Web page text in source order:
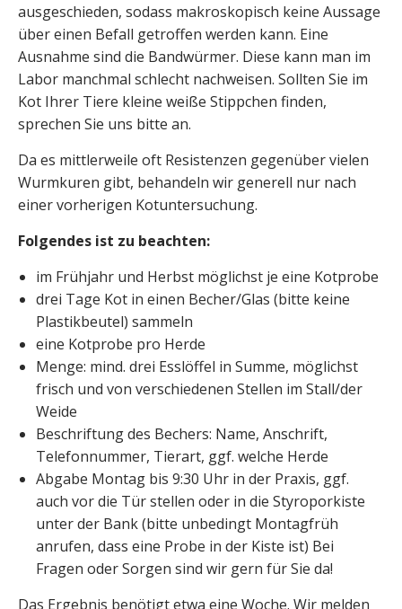
ausgeschieden, sodass makroskopisch keine Aussage
über einen Befall getroffen werden kann. Eine
Ausnahme sind die Bandwürmer. Diese kann man im
Labor manchmal schlecht nachweisen. Sollten Sie im
Kot Ihrer Tiere kleine weiße Stippchen finden,
sprechen Sie uns bitte an.
Da es mittlerweile oft Resistenzen gegenüber vielen
Wurmkuren gibt, behandeln wir generell nur nach
einer vorherigen Kotuntersuchung.
Folgendes ist zu beachten:
im Frühjahr und Herbst möglichst je eine Kotprobe
drei Tage Kot in einen Becher/Glas (bitte keine
Plastikbeutel) sammeln
eine Kotprobe pro Herde
Menge: mind. drei Esslöffel in Summe, möglichst
frisch und von verschiedenen Stellen im Stall/der
Weide
Beschriftung des Bechers: Name, Anschrift,
Telefonnummer, Tierart, ggf. welche Herde
Abgabe Montag bis 9:30 Uhr in der Praxis, ggf.
auch vor die Tür stellen oder in die Styroporkiste
unter der Bank (bitte unbedingt Montagfrüh
anrufen, dass eine Probe in der Kiste ist) Bei
Fragen oder Sorgen sind wir gern für Sie da!
Das Ergebnis benötigt etwa eine Woche. Wir melden